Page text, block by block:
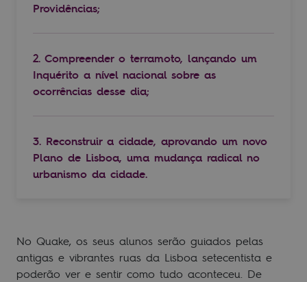
Providências;
2. Compreender o terramoto, lançando um
Inquérito a nível nacional sobre as
ocorrências desse dia;
3. Reconstruir a cidade, aprovando um novo
Plano de Lisboa, uma mudança radical no
urbanismo da cidade.
No Quake, os seus alunos serão guiados pelas
antigas e vibrantes ruas da Lisboa setecentista e
poderão ver e sentir como tudo aconteceu. De